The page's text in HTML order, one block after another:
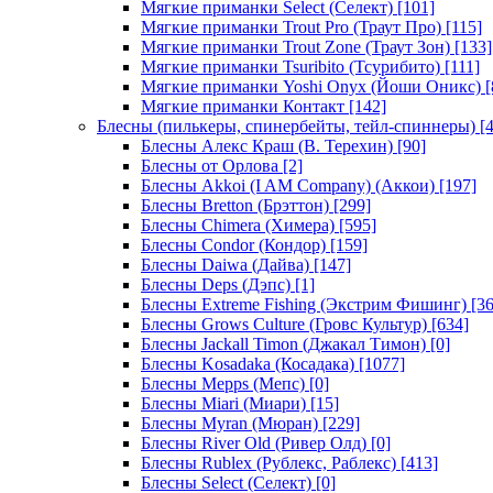
Мягкие приманки Select (Селект) [101]
Мягкие приманки Trout Pro (Траут Про) [115]
Мягкие приманки Trout Zone (Траут Зон) [133]
Мягкие приманки Tsuribito (Тсурибито) [111]
Мягкие приманки Yoshi Onyx (Йоши Оникс)
Мягкие приманки Контакт [142]
Блесны (пилькеры, спинербейты, тейл-спиннеры)
Блесны Алекс Краш (В. Терехин) [90]
Блесны от Орлова [2]
Блесны Akkoi (I AM Company) (Аккои) [197]
Блесны Bretton (Брэттон) [299]
Блесны Chimera (Химера) [595]
Блесны Condor (Кондор) [159]
Блесны Daiwa (Дайва) [147]
Блесны Deps (Дэпс) [1]
Блесны Extreme Fishing (Экстрим Фишинг)
Блесны Grows Culture (Гровс Культур) [634]
Блесны Jackall Timon (Джакал Тимон) [0]
Блесны Kosadaka (Косадака) [1077]
Блесны Mepps (Мепс) [0]
Блесны Miari (Миари) [15]
Блесны Myran (Мюран) [229]
Блесны River Old (Ривер Олд) [0]
Блесны Rublex (Рублекс, Раблекс) [413]
Блесны Select (Селект) [0]